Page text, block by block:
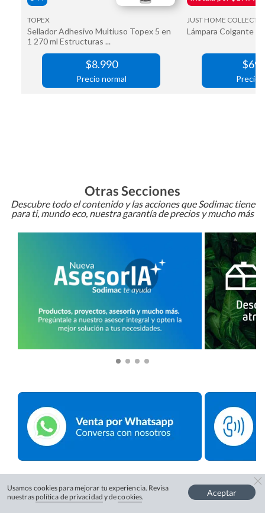
Otras Secciones
Descubre todo el contenido y las acciones que Sodimac tiene
para ti, mundo eco, nuestra garantía de precios y mucho más
Usamos cookies para mejorar tu experiencia. Revisa
nuestras política de privacidad y decookies. Aceptar